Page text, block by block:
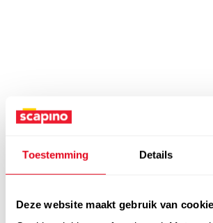
Toestemming Details
Deze website maakt gebruik van